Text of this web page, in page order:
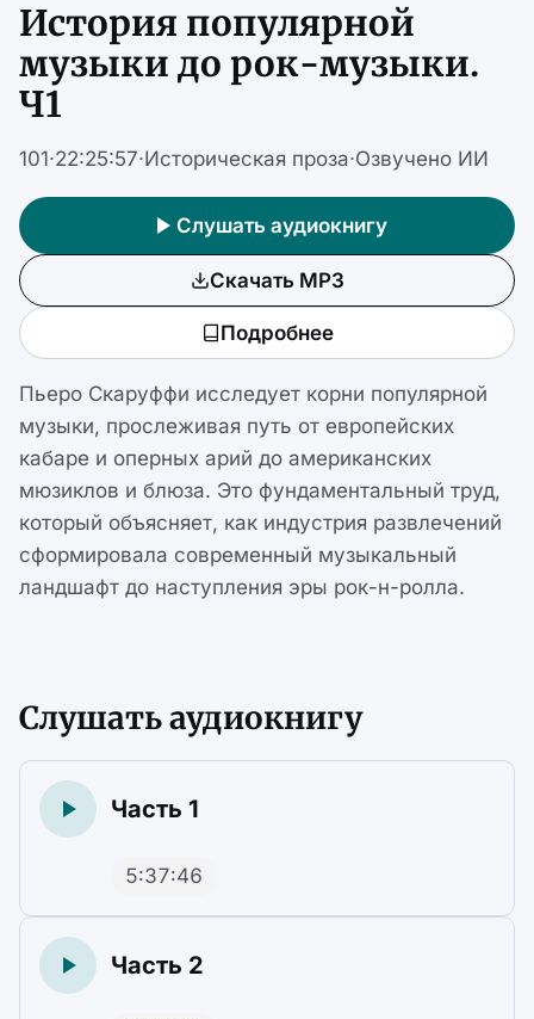
История популярной
музыки до рок-музыки.
Ч1
101·22:25:57·Историческая проза·Озвучено ИИ
Слушать аудиокнигу
Скачать MP3
Подробнее
Пьеро Скаруффи исследует корни популярной
музыки, прослеживая путь от европейских
кабаре и оперных арий до американских
мюзиклов и блюза. Это фундаментальный труд,
который объясняет, как индустрия развлечений
сформировала современный музыкальный
ландшафт до наступления эры рок-н-ролла.
Слушать аудиокнигу
Часть 1
5:37:46
Часть 2